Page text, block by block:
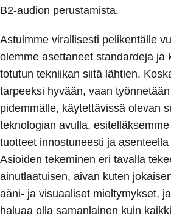
B2-audion perustamista.
Astuimme virallisesti pelikentälle
olemme asettaneet standardeja ja
totutun tekniikan siitä lähtien.
tarpeeksi hyvään, vaan
pidemmälle, käytettävissä olevan
teknologian avulla,
tuotteet innostuneesti ja
Asioiden tekeminen eri tavalla
ainutlaatuisen, aivan kuten
ääni- ja visuaaliset mieltymykset,
haluaa olla samanlainen kuin